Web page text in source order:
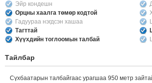
Эйр кондешн
Орцны хаалга төмөр кодтой
Гадуураа нэгдсэн хашаа
Тагттай
Хүүхдийн тоглоомын талбай
Тайлбар
Сүхбаатарын талбайгаас урагшаа 950 метр